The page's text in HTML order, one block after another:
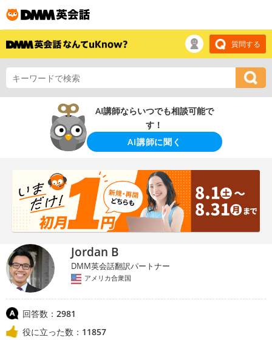
質問する
AI講師ならいつでも相談可能で
す！
AI講師に聞く
Jordan B
DMM英会話翻訳パートナー
アメリカ合衆国
回答数： 2981
役に立った数： 11857